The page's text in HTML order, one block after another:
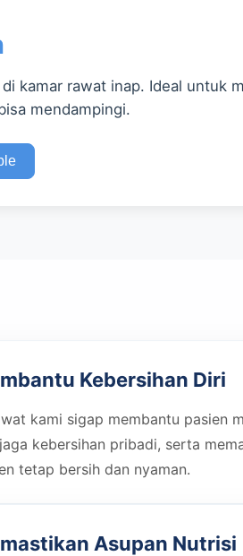
kamar rawat inap. Ideal untuk
mendampingi.
Kebersihan Diri
kami sigap membantu pasien
kebersihan pribadi, serta
tetap bersih dan nyaman.
Asupan Nutrisi